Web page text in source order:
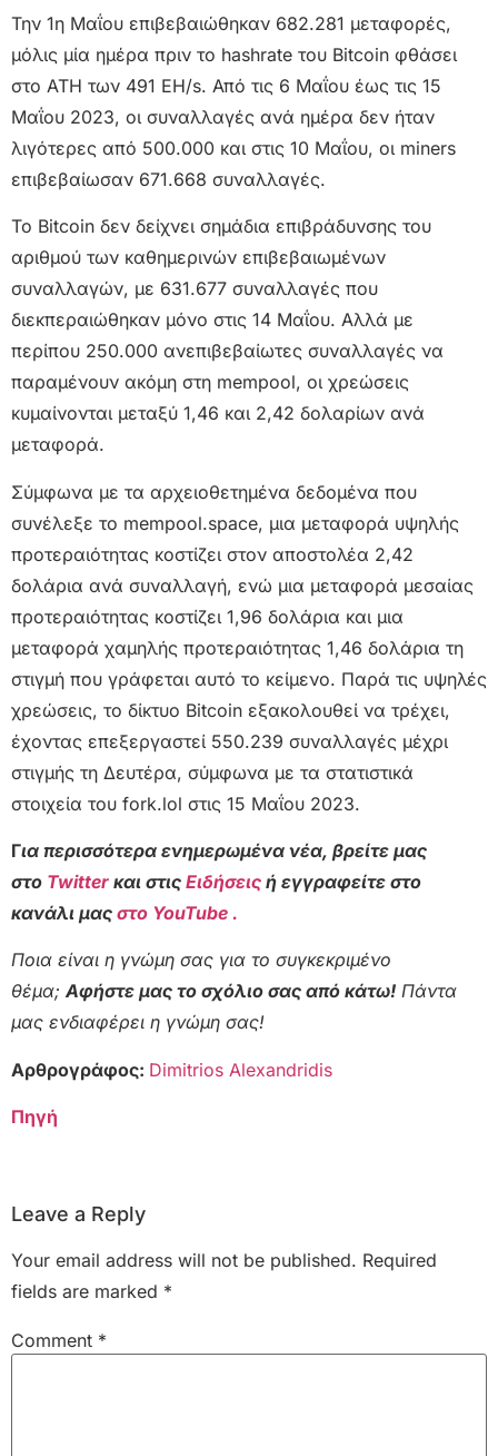
Την 1η Μαΐου επιβεβαιώθηκαν 682.281 μεταφορές,
μόλις μία ημέρα πριν το hashrate του Bitcoin φθάσει
στο ATH των 491 EH/s. Από τις 6 Μαΐου έως τις 15
Μαΐου 2023, οι συναλλαγές ανά ημέρα δεν ήταν
λιγότερες από 500.000 και στις 10 Μαΐου, οι miners
επιβεβαίωσαν 671.668 συναλλαγές.
Το Bitcoin δεν δείχνει σημάδια επιβράδυνσης του
αριθμού των καθημερινών επιβεβαιωμένων
συναλλαγών, με 631.677 συναλλαγές που
διεκπεραιώθηκαν μόνο στις 14 Μαΐου. Αλλά με
περίπου 250.000 ανεπιβεβαίωτες συναλλαγές να
παραμένουν ακόμη στη mempool, οι χρεώσεις
κυμαίνονται μεταξύ 1,46 και 2,42 δολαρίων ανά
μεταφορά.
Σύμφωνα με τα αρχειοθετημένα δεδομένα που
συνέλεξε το mempool.space, μια μεταφορά υψηλής
προτεραιότητας κοστίζει στον αποστολέα 2,42
δολάρια ανά συναλλαγή, ενώ μια μεταφορά μεσαίας
προτεραιότητας κοστίζει 1,96 δολάρια και μια
μεταφορά χαμηλής προτεραιότητας 1,46 δολάρια τη
στιγμή που γράφεται αυτό το κείμενο. Παρά τις υψηλές
χρεώσεις, το δίκτυο Bitcoin εξακολουθεί να τρέχει,
έχοντας επεξεργαστεί 550.239 συναλλαγές μέχρι
στιγμής τη Δευτέρα, σύμφωνα με τα στατιστικά
στοιχεία του fork.lol στις 15 Μαΐου 2023.
Για περισσότερα ενημερωμένα νέα, βρείτε μας
στο Twitter και στις Ειδήσεις ή εγγραφείτε στο
κανάλι μας στο YouTube .
Ποια είναι η γνώμη σας για το συγκεκριμένο
θέμα;Αφήστε μας το σχόλιο σας από κάτω! Πάντα
μας ενδιαφέρει η γνώμη σας!
Αρθρογράφος: Dimitrios Alexandridis
Πηγή
Leave a Reply
Your email address will not be published. Required
fields are marked *
Comment *